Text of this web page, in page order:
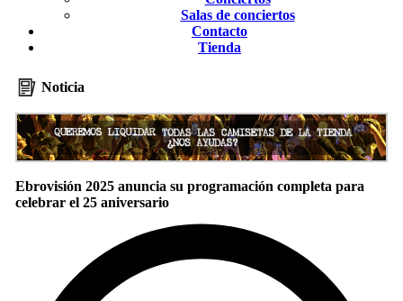
Salas de conciertos
Contacto
Tienda
Noticia
Ebrovisión 2025 anuncia su programación completa para
celebrar el 25 aniversario